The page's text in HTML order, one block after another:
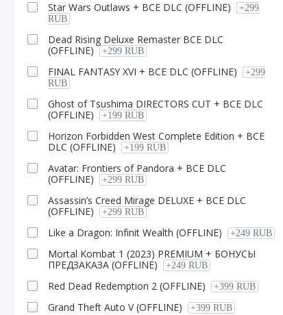
Star Wars Outlaws + ВСЕ DLC (OFFLINE)
+299
RUB
Dead Rising Deluxe Remaster ВСЕ DLC
(OFFLINE)
+299 RUB
FINAL FANTASY XVI + ВСЕ DLC (OFFLINE)
+299
RUB
Ghost of Tsushima DIRECTORS CUT + ВСЕ DLC
(OFFLINE)
+199 RUB
Horizon Forbidden West Complete Edition + ВСЕ
DLC (OFFLINE)
+199 RUB
Avatar: Frontiers of Pandora + ВСЕ DLC
(OFFLINE)
+299 RUB
Assassin’s Creed Mirage DELUXE + ВСЕ DLC
(OFFLINE)
+299 RUB
Like a Dragon: Infinit Wealth (OFFLINE) +249 RUB
Mortal Kombat 1 (2023) PREMIUM + БОНУСЫ
ПРЕДЗАКАЗА (OFFLINE)
+249 RUB
Red Dead Redemption 2 (OFFLINE) +399 RUB
Grаnd Theft Auto V (OFFLINE) +399 RUB